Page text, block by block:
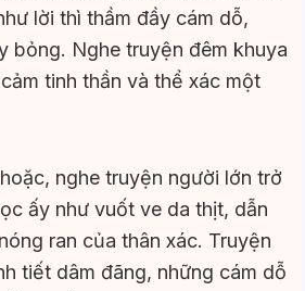
lời thì thầm đầy cám dỗ,
bỏng. Nghe truyện đêm khuya
tinh thần và thể xác một
nghe truyện người lớn trở
ấy như vuốt ve da thịt, dẫn
ran của thân xác. Truyện
tiết dâm đãng, những cám dỗ